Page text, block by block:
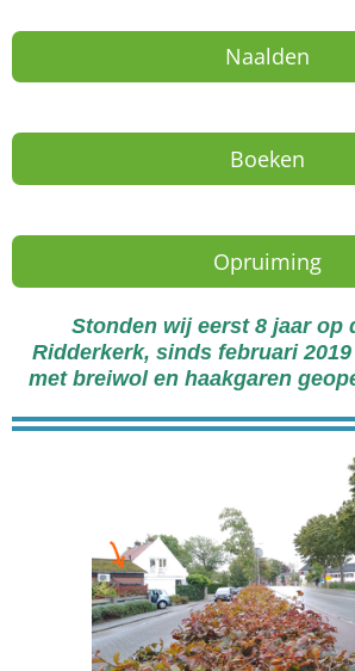
Naalden
Boeken
Opruiming
Stonden wij eerst 8 jaar op
Ridderkerk, sinds februari
met breiwol en haakgaren